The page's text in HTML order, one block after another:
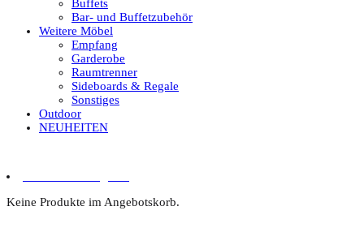
Buffets
Bar- und Buffetzubehör
Weitere Möbel
Empfang
Garderobe
Raumtrenner
Sideboards & Regale
Sonstiges
Outdoor
NEUHEITEN
Keine Produkte im Angebotskorb.